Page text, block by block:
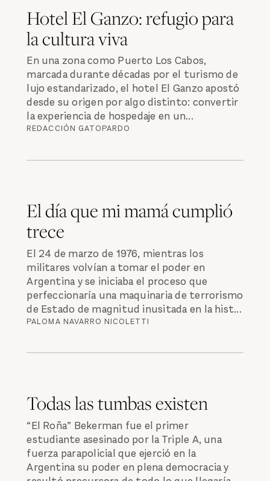
Hotel El Ganzo: refugio para
la cultura viva
En una zona como Puerto Los Cabos,
marcada durante décadas por el turismo de
lujo estandarizado, el hotel El Ganzo apostó
desde su origen por algo distinto: convertir
la experiencia de hospedaje en un...
REDACCIÓN GATOPARDO
El día que mi mamá cumplió
trece
El 24 de marzo de 1976, mientras los
militares volvían a tomar el poder en
Argentina y se iniciaba el proceso que
perfeccionaría una maquinaria de terrorismo
de Estado de magnitud inusitada en la hist...
PALOMA NAVARRO NICOLETTI
Todas las tumbas existen
“El Roña” Bekerman fue el primer
estudiante asesinado por la Triple A, una
fuerza parapolicial que ejerció en la
Argentina su poder en plena democracia y